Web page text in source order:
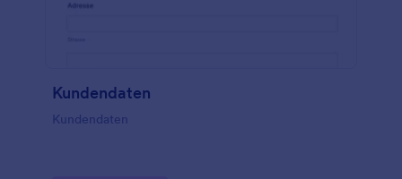
Kundendaten
Kundendaten